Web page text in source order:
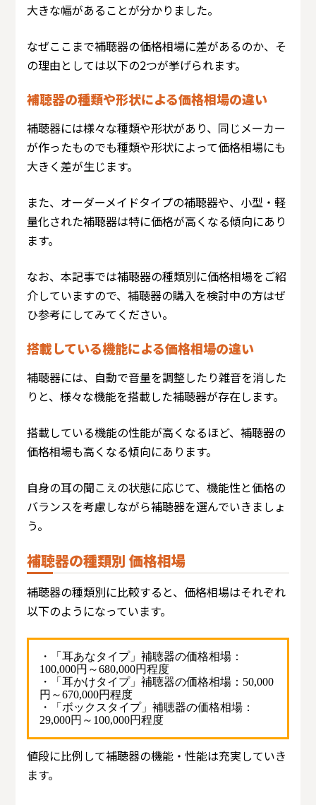
大きな幅があることが分かりました。
なぜここまで補聴器の価格相場に差があるのか、そ
の理由としては以下の2つが挙げられます。
補聴器の種類や形状による価格相場の違い
補聴器には様々な種類や形状があり、同じメーカー
が作ったものでも種類や形状によって価格相場にも
大きく差が生じます。
また、オーダーメイドタイプの補聴器や、小型・軽
量化された補聴器は特に価格が高くなる傾向にあり
ます。
なお、本記事では補聴器の種類別に価格相場をご紹
介していますので、補聴器の購入を検討中の方はぜ
ひ参考にしてみてください。
搭載している機能による価格相場の違い
補聴器には、自動で音量を調整したり雑音を消した
りと、様々な機能を搭載した補聴器が存在します。
搭載している機能の性能が高くなるほど、補聴器の
価格相場も高くなる傾向にあります。
自身の耳の聞こえの状態に応じて、機能性と価格の
バランスを考慮しながら補聴器を選んでいきましょ
う。
補聴器の種類別 価格相場
補聴器の種類別に比較すると、価格相場はそれぞれ
以下のようになっています。
・「耳あなタイプ」補聴器の価格相場：
100,000円～680,000円程度
・「耳かけタイプ」補聴器の価格相場：50,000
円～670,000円程度
・「ボックスタイプ」補聴器の価格相場：
29,000円～100,000円程度
値段に比例して補聴器の機能・性能は充実していき
ます。